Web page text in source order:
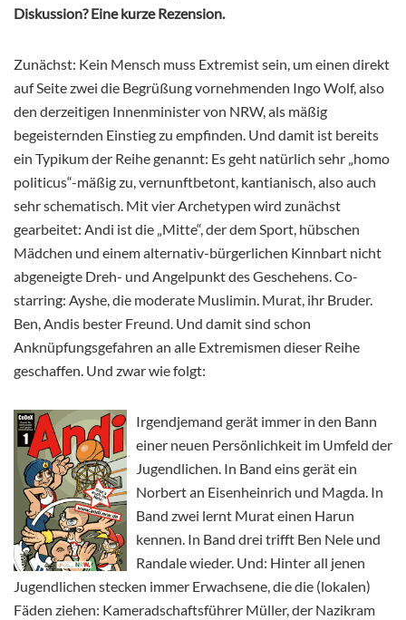
Diskussion? Eine kurze Rezension.
Zunächst: Kein Mensch muss Extremist sein, um einen direkt
auf Seite zwei die Begrüßung vornehmenden Ingo Wolf, also
den derzeitigen Innenminister von NRW, als mäßig
begeisternden Einstieg zu empfinden. Und damit ist bereits
ein Typikum der Reihe genannt: Es geht natürlich sehr „homo
politicus“-mäßig zu, vernunftbetont, kantianisch, also auch
sehr schematisch. Mit vier Archetypen wird zunächst
gearbeitet: Andi ist die „Mitte“, der dem Sport, hübschen
Mädchen und einem alternativ-bürgerlichen Kinnbart nicht
abgeneigte Dreh- und Angelpunkt des Geschehens. Co-
starring: Ayshe, die moderate Muslimin. Murat, ihr Bruder.
Ben, Andis bester Freund. Und damit sind schon
Anknüpfungsgefahren an alle Extremismen dieser Reihe
geschaffen. Und zwar wie folgt:
Irgendjemand gerät immer in den Bann
einer neuen Persönlichkeit im Umfeld der
Jugendlichen. In Band eins gerät ein
Norbert an Eisenheinrich und Magda. In
Band zwei lernt Murat einen Harun
kennen. In Band drei trifft Ben Nele und
Randale wieder. Und: Hinter all jenen
Jugendlichen stecken immer Erwachsene, die die (lokalen)
Fäden ziehen: Kameradschaftsführer Müller, der Nazikram